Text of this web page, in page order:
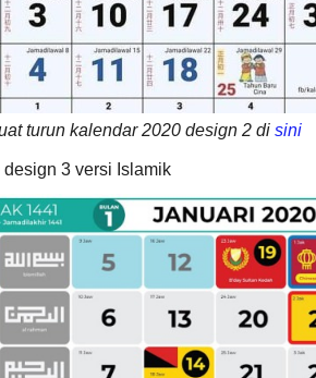
turun kalendar 2020 design 2 di sini
3 versi Islamik